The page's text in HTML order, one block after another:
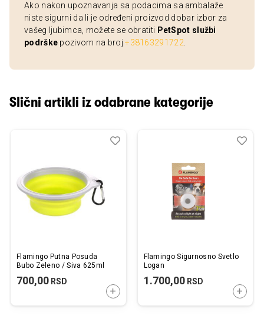
Ako nakon upoznavanja sa podacima sa ambalaže
niste sigurni da li je određeni proizvod dobar izbor za
vašeg ljubimca, možete se obratiti PetSpot službi
podrške pozivom na broj+38163291722
Slični artikli iz odabrane kategorije
Flamingo Putna Posuda
Bubo Zeleno / Siva 625ml
700,00 RSD
DODAJTE U KORPU
Dodaj
Uporedi
Flamingo Sigurnosno Svetlo
Logan
1.700,00RSD